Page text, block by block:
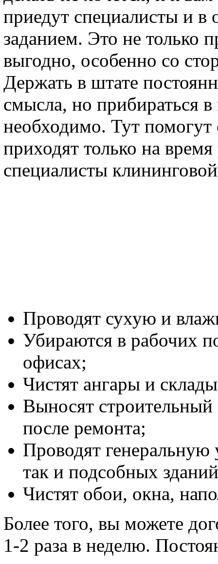
приедут специалисты и в
заданием. Это не только
выгодно, особенно со
Держать в штате
смысла, но прибираться
необходимо. Тут помогут
приходят только на
специалисты
Проводят сухую и
Убираются в рабочих
офисах;
Чистят ангары и
Выносят
после ремонта;
Проводят
так и подсобных
Чистят обои, окна,
Более того, вы можете
1-2 раза в неделю.